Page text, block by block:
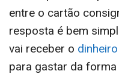
entre o cartão
resposta é bem
vai receber o dinheiro
para gastar da